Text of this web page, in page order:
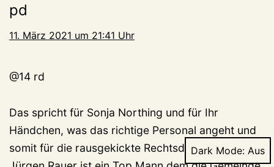
pd
11. März 2021 um 21:41 Uhr
@14 rd
Das spricht für Sonja Northing und für Ihr
Händchen, was das richtige Personal angeht und
somit für die rausgekickte Rechtsdirektorin.
Dark Mode: